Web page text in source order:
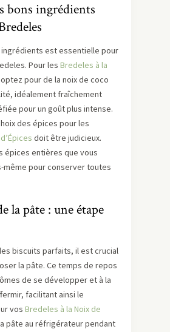
bons ingrédients
ingrédients est essentielle pour
Pour les Bredeles à la
pour de la noix de coco
idéalement fraîchement
pour un goût plus intense.
des épices pour les
doit être judicieux.
épices entières que vous
même pour conserver toutes
la pâte : une étape
biscuits parfaits, il est crucial
la pâte. Ce temps de repos
de se développer et à la
facilitant ainsi le
vos Bredeles à la Noix de
pâte au réfrigérateur pendant